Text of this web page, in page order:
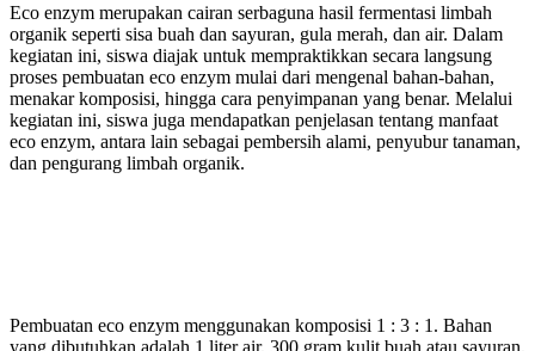
Eco enzym merupakan cairan serbaguna hasil fermentasi limbah
organik seperti sisa buah dan sayuran, gula merah, dan air. Dalam
kegiatan ini, siswa diajak untuk mempraktikkan secara langsung
proses pembuatan eco enzym mulai dari mengenal bahan-bahan,
menakar komposisi, hingga cara penyimpanan yang benar. Melalui
kegiatan ini, siswa juga mendapatkan penjelasan tentang manfaat
eco enzym, antara lain sebagai pembersih alami, penyubur tanaman,
dan pengurang limbah organik.
Pembuatan eco enzym menggunakan komposisi 1 : 3 : 1. Bahan
yang dibutuhkan adalah 1 liter air, 300 gram kulit buah atau sayuran,